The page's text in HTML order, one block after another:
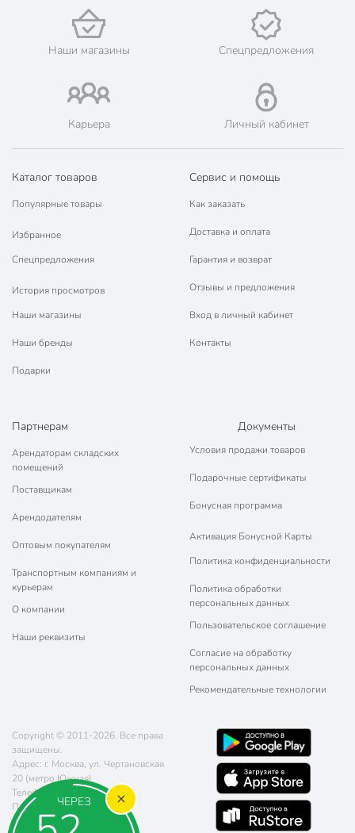
ЧЕРЕЗ
Наши магазины Спецпредложения
Карьера Личный кабинет
Каталог товаров
Популярные товары
Избранное
Спецпредложения
История просмотров
Наши магазины
Наши бренды
Подарки
Сервис и помощь
Как заказать
Доставка и оплата
Гарантия и возврат
Отзывы и предложения
Вход в личный кабинет
Контакты
Партнерам
Арендаторам складских
помещений
Поставщикам
Арендодателям
Оптовым покупателям
Транспортным компаниям и
курьерам
О компании
Наши реквизиты
Документы
Условия продажи товаров
Подарочные сертификаты
Бонусная программа
Активация Бонусной Карты
Политика конфиденциальности
Политика обработки
персональных данных
Пользовательское соглашение
Согласие на обработку
персональных данных
Рекомендательные технологии
Copyright © 2011-2026. Все права
защищены.
Адрес: г. Москва, ул. Чертановская
20 (метро Южная)
Телефон:
8 (800) 770-77-06
Почта:
sales@poryadok.ru